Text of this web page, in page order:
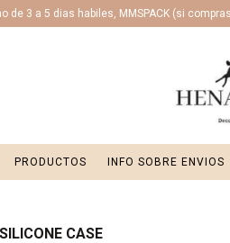
de 3 a 5 dias habiles, MMSPACK (si
PRODUCTOS INFO SOBRE ENVIOS
CASE